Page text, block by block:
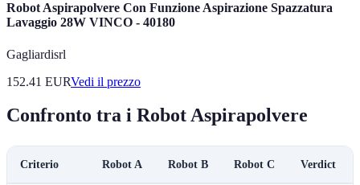
Robot Aspirapolvere Con Funzione Aspirazione Spazzatura
Lavaggio 28W VINCO - 40180
Gagliardisrl
152.41 EURVedi il prezzo
Confronto tra i Robot Aspirapolvere
Criterio Robot A Robot B Robot C Verdict